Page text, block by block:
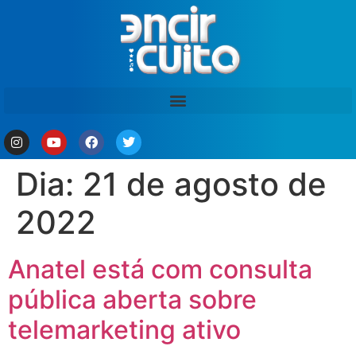
Dia: 21 de agosto de
2022
Anatel está com consulta
pública aberta sobre
telemarketing ativo